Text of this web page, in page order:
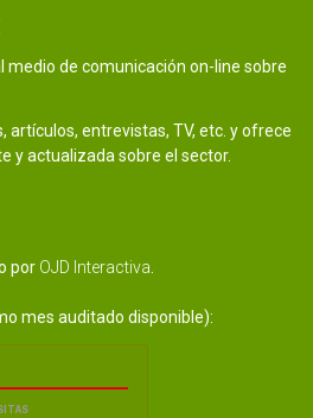
medio de comunicación on-line sobre
artículos, entrevistas, TV, etc. y ofrece
y actualizada sobre el sector.
por OJD Interactiva
mes auditado disponible):